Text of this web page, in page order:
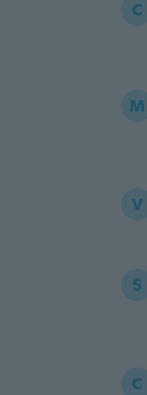
C
M
V
S
C